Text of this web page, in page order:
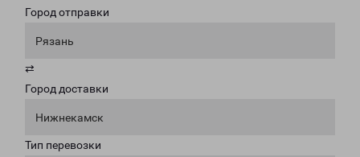
Город отправки
Рязань
⇄
Город доставки
Нижнекамск
Тип перевозки